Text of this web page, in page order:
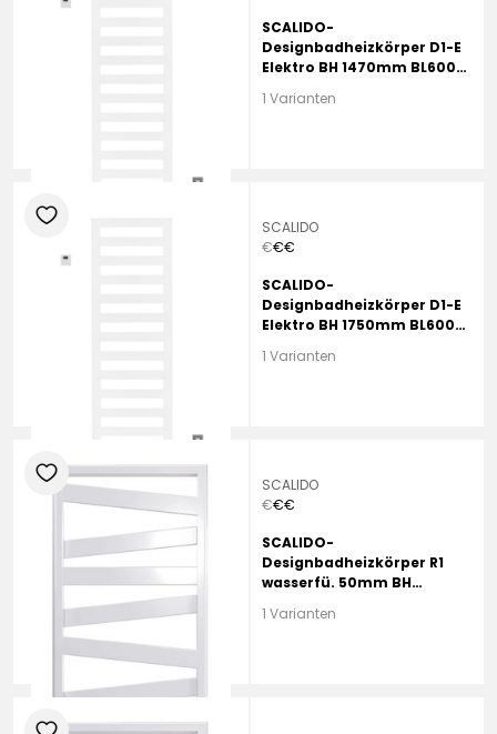
SCALIDO-
Designbadheizkörper D1-E
Elektro BH 1470mm BL600
1 Varianten
heart
SCALIDO
€€€
SCALIDO-
Designbadheizkörper D1-E
Elektro BH 1750mm BL600
1 Varianten
heart
SCALIDO
€€€
SCALIDO-
Designbadheizkörper R1
wasserfü. 50mm BH
Volcanic
1 Varianten